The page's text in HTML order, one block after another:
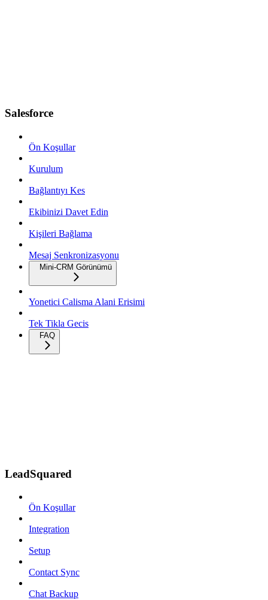
Salesforce
Ön Koşullar
Kurulum
Bağlantıyı Kes
Ekibinizi Davet Edin
Kişileri Bağlama
Mesaj Senkronizasyonu
Mini-CRM Görünümü
Yonetici Calisma Alani Erisimi
Tek Tikla Gecis
FAQ
LeadSquared
Ön Koşullar
Integration
Setup
Contact Sync
Chat Backup